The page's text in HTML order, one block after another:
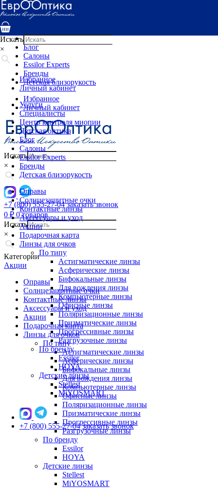
Услуги
Специалисты
Детская оптика
Блог
Салоны
Essilor Experts
Бренды
Детская близорукость
Избранное
Личный кабинет
Искать
×
+7 (800) 555-27-04 заказать звонок
0 ₽ 0 товаров
Искать
×
Категории
Акции
Оправы
Солнцезащитные очки
Контактные линзы
Аксессуары и уход
Акции
Подарочная карта
Линзы для очков
По типу
Астигматические линзы
Асферические линзы
Бифокальные линзы
Для вождения линзы
Компьютерные линзы
Офисные линзы
Поляризационные линзы
Призматические линзы
Прогрессивные линзы
Разгрузочные линзы
По бренду
Essilor
HOYA
Детские линзы
Stellest
MiYOSMART
Искать
×
Избранное
Личный кабинет
Услуги
Специалисты
Центр контроля миопии
Детская оптика
Блог
Салоны
Essilor Experts
Бренды
Детская близорукость
Оправы
Солнцезащитные очки
Контактные линзы
Аксессуары и уход
Акции
Подарочная карта
Линзы для очков
По типу
Астигматические линзы
Асферические линзы
Бифокальные линзы
Для вождения линзы
Компьютерные линзы
Офисные линзы
Поляризационные линзы
Призматические линзы
Прогрессивные линзы
Разгрузочные линзы
По бренду
Essilor
HOYA
Детские линзы
Stellest
MiYOSMART
+7 (800) 555-27-04 заказать звонок